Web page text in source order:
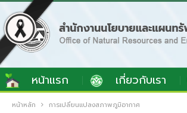
หน้าแรก เกี่ยวกับเรา
หน้าหลัก การเปลี่ยนแปลงสภาพภูมิอากาศ